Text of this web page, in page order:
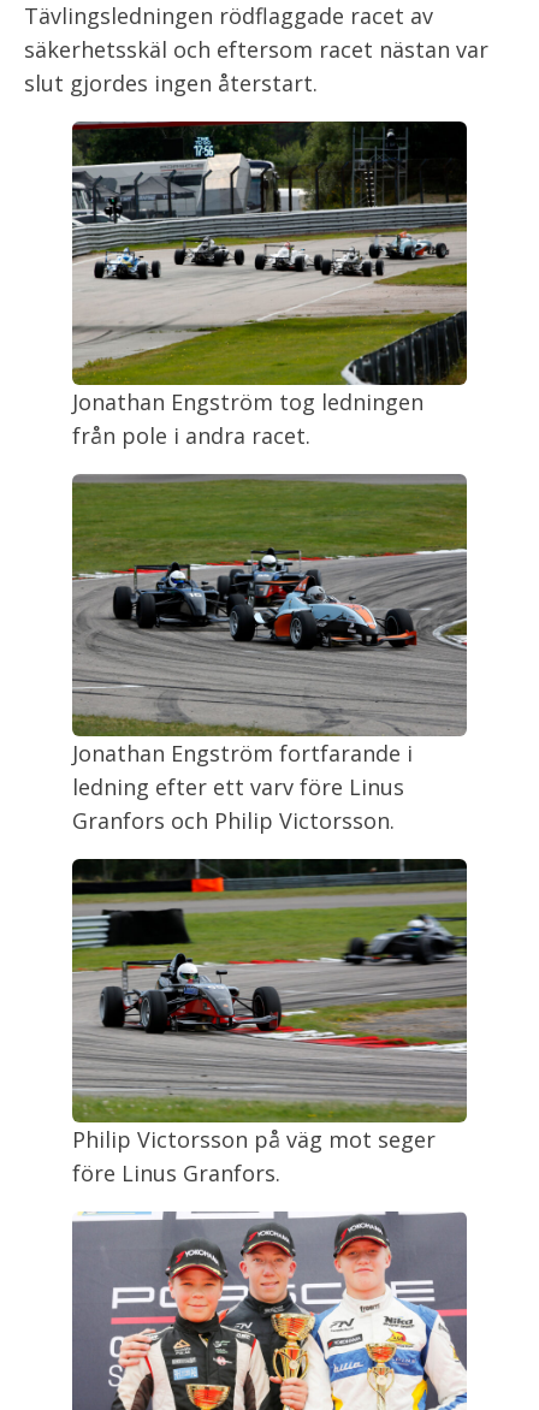
Tävlingsledningen rödflaggade racet av
säkerhetsskäl och eftersom racet nästan var
slut gjordes ingen återstart.
Jonathan Engström tog ledningen
från pole i andra racet.
Jonathan Engström fortfarande i
ledning efter ett varv före Linus
Granfors och Philip Victorsson.
Philip Victorsson på väg mot seger
före Linus Granfors.